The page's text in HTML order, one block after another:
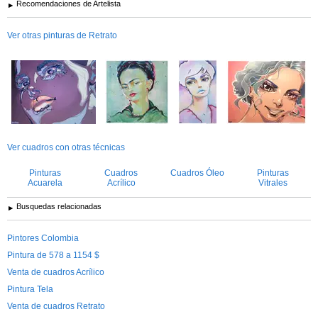
Recomendaciones de Artelista
Ver otras pinturas de Retrato
Ver cuadros con otras técnicas
Pinturas
Acuarela
Cuadros
Acrílico
Cuadros Óleo
Pinturas
Vitrales
Busquedas relacionadas
Pintores Colombia
Pintura de 578 a 1154 $
Venta de cuadros Acrílico
Pintura Tela
Venta de cuadros Retrato